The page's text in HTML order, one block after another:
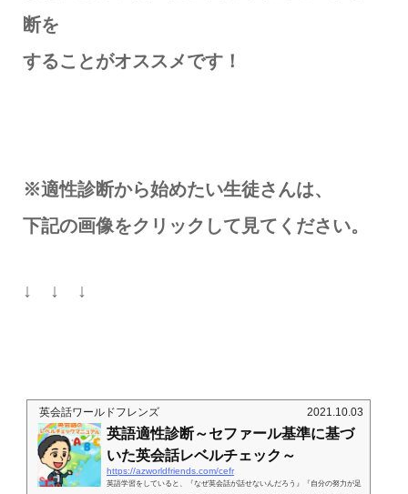
断を
することがオススメです！
※適性診断から始めたい生徒さんは、
下記の画像をクリックして見てください。
↓ ↓ ↓
英会話ワールドフレンズ 2021.10.03
英語適性診断～セファール基準に基づ
いた英会話レベルチェック～
https://azworldfriends.com/cefr
英語学習をしていると、『なぜ英会話が話せないんだろう』『自分の努力が足